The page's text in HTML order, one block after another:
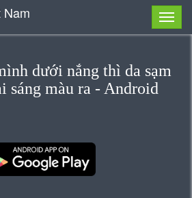
dưới nắng thì da sạm
sáng màu ra - Android